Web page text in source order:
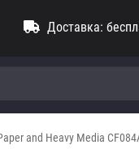
Доставка:
and Heavy Media